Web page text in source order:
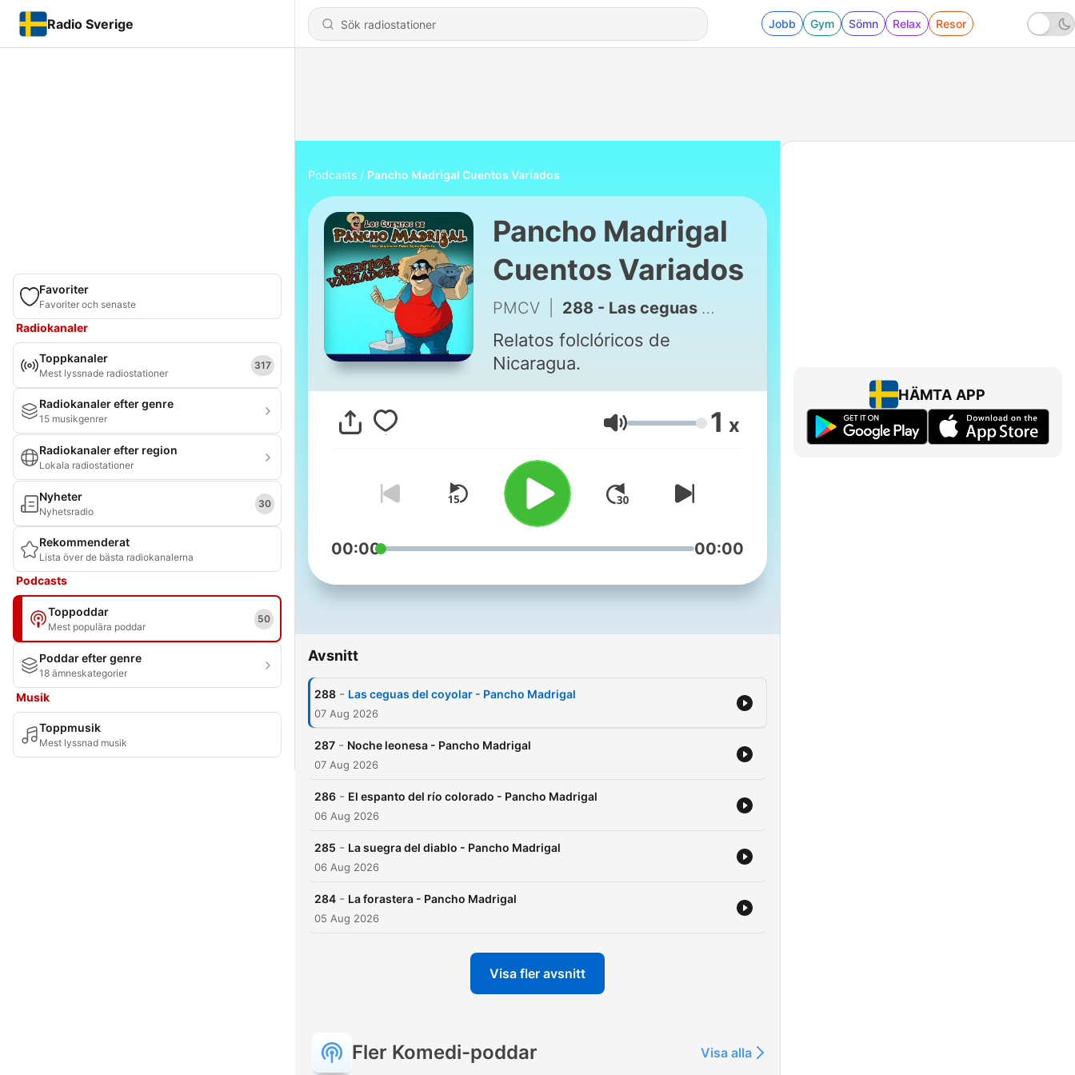
Radio Sverige Jobb Gym Sömn Relax Resor
Favoriter
Favoriter och senaste
Radiokanaler
Toppkanaler
Mest lyssnade radiostationer
317
Radiokanaler efter genre
15 musikgenrer
Radiokanaler efter region
Lokala radiostationer
Nyheter
Nyhetsradio
30
Rekommenderat
Lista över de bästa radiokanalerna
Podcasts
Toppoddar
Mest populära poddar
50
Poddar efter genre
18 ämneskategorier
Musik
Toppmusik
Mest lyssnad musik
Podcasts Pancho Madrigal Cuentos Variados
Pancho Madrigal
Cuentos Variados
PMCV 288 - Las ceguas del coyolar - Pancho Madrigal
Relatos folclóricos de
Nicaragua.
Volym 1 x
00:00 00:00
Avsnitt
288 - Las ceguas del coyolar - Pancho Madrigal
07 Aug 2026
287 - Noche leonesa - Pancho Madrigal
07 Aug 2026
286 - El espanto del río colorado - Pancho Madrigal
06 Aug 2026
285 - La suegra del diablo - Pancho Madrigal
06 Aug 2026
284 - La forastera - Pancho Madrigal
05 Aug 2026
Visa fler avsnitt
Fler Komedi-poddar Visa alla
HÄMTA APP